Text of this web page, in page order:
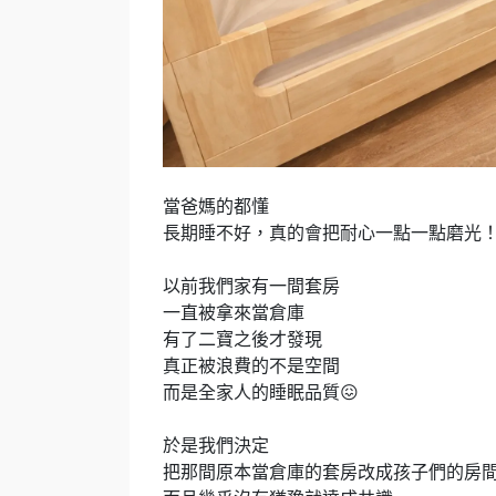
當爸媽的都懂
長期睡不好，真的會把耐心一點一點磨光
以前我們家有一間套房
一直被拿來當倉庫
有了二寶之後才發現
真正被浪費的不是空間
而是全家人的睡眠品質😖
於是我們決定
把那間原本當倉庫的套房改成孩子們的房